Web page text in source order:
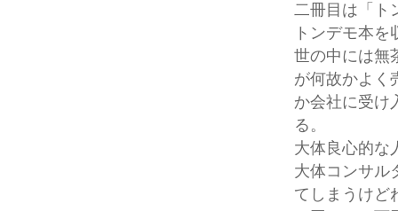
二冊目は「ト
トンデモ本
世の中には無
が何故かよく
か会社に受け
る。
大体良心的な
大体コンサル
てしまうけど